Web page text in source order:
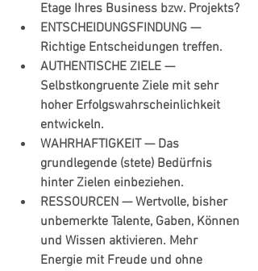
Etage Ihres Business bzw. Projekts?
ENTSCHEIDUNGSFINDUNG —
Richtige Entscheidungen treffen.
AUTHENTISCHE ZIELE —
Selbstkongruente Ziele mit sehr
hoher Erfolgswahrscheinlichkeit
entwickeln.
WAHRHAFTIGKEIT — Das
grundlegende (stete) Bedürfnis
hinter Zielen einbeziehen.
RESSOURCEN — Wertvolle, bisher
unbemerkte Talente, Gaben, Können
und Wissen aktivieren. Mehr
Energie mit Freude und ohne